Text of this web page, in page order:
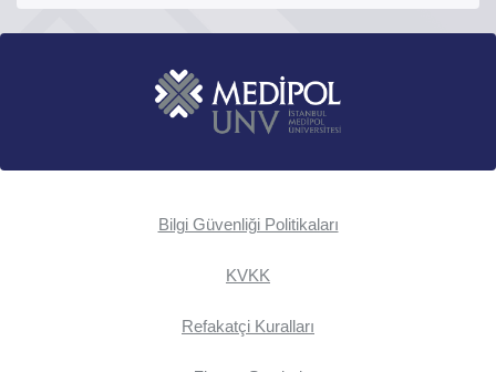
Bilgi Güvenliği Politikaları
KVKK
Refakatçi Kuralları